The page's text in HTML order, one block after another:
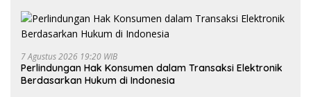
7 Agustus 2026 19:20 WIB
Perlindungan Hak Konsumen dalam Transaksi Elektronik
Berdasarkan Hukum di Indonesia